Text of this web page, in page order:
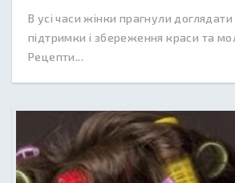
В усі часи жінки прагнули
підтримки і збереження краси та
Рецепти...